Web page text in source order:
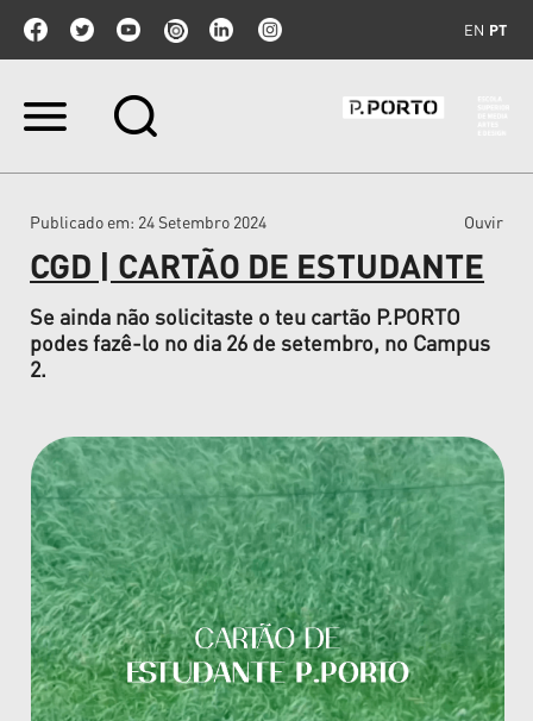
EN PT
Ir
Ir
navegação
Publicado em: 24 Setembro 2024 Ouvir
CGD | CARTÃO DE ESTUDANTE
Se ainda não solicitaste o teu cartão P.PORTO
podes fazê-lo no dia 26 de setembro, no Campus
2.